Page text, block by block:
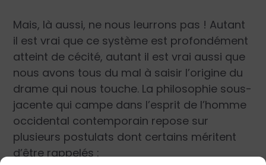
Mais, là aussi, ne nous leurrons pas ! Autant
il est vrai que ce système est profondément
atteint de cécité, autant il est vrai aussi que
nous avons tous du mal à saisir l’origine du
drame qui nous touche. La philosophie sous-
jacente qui campe dans l’esprit de l’homme
occidental contemporain repose sur
plusieurs postulats dont certains méritent
d’être rappelés :